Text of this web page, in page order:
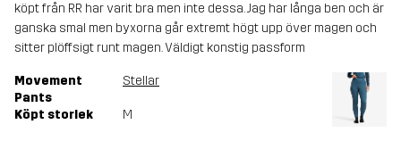
köpt från RR har varit bra men inte dessa. Jag har långa ben och är
ganska smal men byxorna går extremt högt upp över magen och
sitter plöffsigt runt magen. Väldigt konstig passform
Movement
Pants
Stellar
Köpt storlek M